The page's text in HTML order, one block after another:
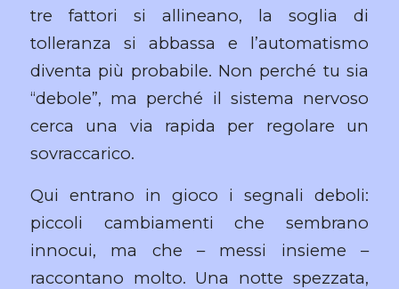
tre fattori si allineano, la soglia di
tolleranza si abbassa e l’automatismo
diventa più probabile. Non perché tu sia
“debole”, ma perché il sistema nervoso
cerca una via rapida per regolare un
sovraccarico.
Qui entrano in gioco i segnali deboli:
piccoli cambiamenti che sembrano
innocui, ma che – messi insieme –
raccontano molto. Una notte spezzata,